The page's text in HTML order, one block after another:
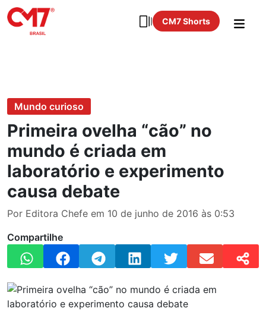
CM7 Shorts
Mundo curioso
Primeira ovelha “cão” no
mundo é criada em
laboratório e experimento
causa debate
Por Editora Chefe em 10 de junho de 2016 às 0:53
Compartilhe